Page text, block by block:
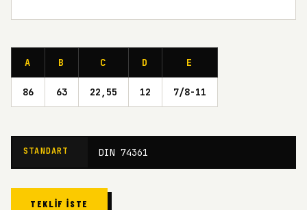
A B C D E
86 63 22,55 12 7/8-11
STANDART DIN 74361
TEKLIF İSTE